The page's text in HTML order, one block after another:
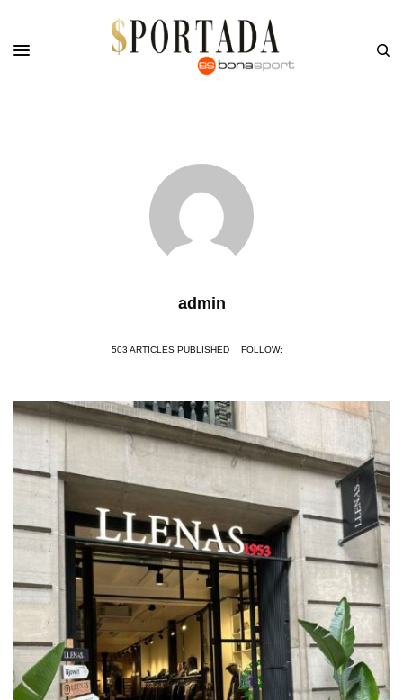
admin
503 ARTICLES PUBLISHED FOLLOW: